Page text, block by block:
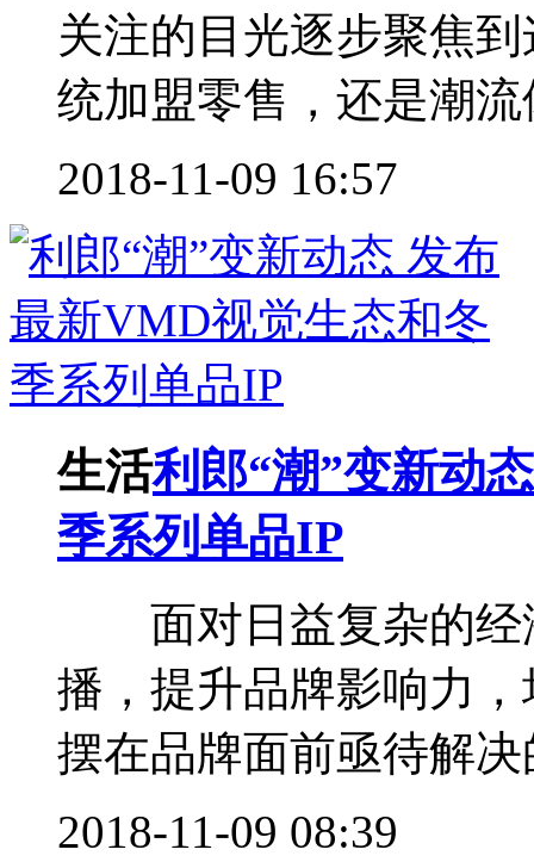
关注的目光逐步聚焦
统加盟零售，还是潮流
2018-11-09 16:57
生活利郎“潮”变新动
季系列单品IP
面对日益复杂的经
播，提升品牌影响力
摆在品牌面前亟待解决
2018-11-09 08:39